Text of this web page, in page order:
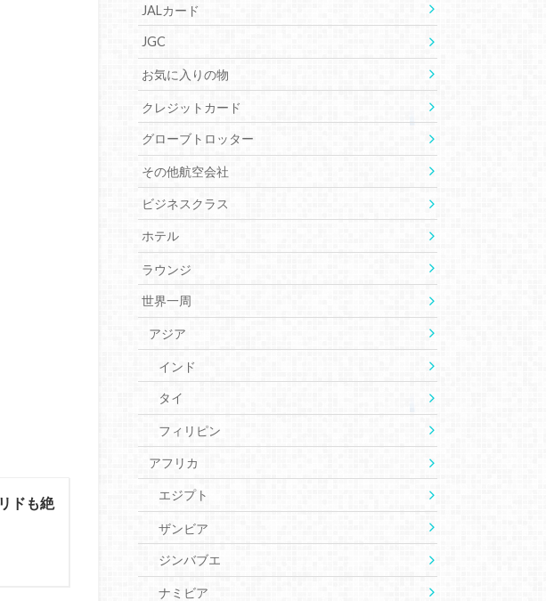
ドも絶
JALカード
JGC
お気に入りの物
クレジットカード
グローブトロッター
その他航空会社
ビジネスクラス
ホテル
ラウンジ
世界一周
アジア
インド
タイ
フィリピン
アフリカ
エジプト
ザンビア
ジンバブエ
ナミビア